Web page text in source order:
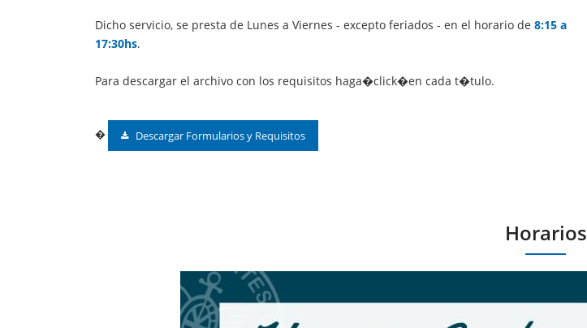
Dicho servicio, se presta de Lunes a Viernes - excepto feriados - en el horario de 8:15 a
17:30hs.
Para descargar el archivo con los requisitos haga�click�en cada t�tulo.
� Descargar Formularios y Requisitos
Horarios